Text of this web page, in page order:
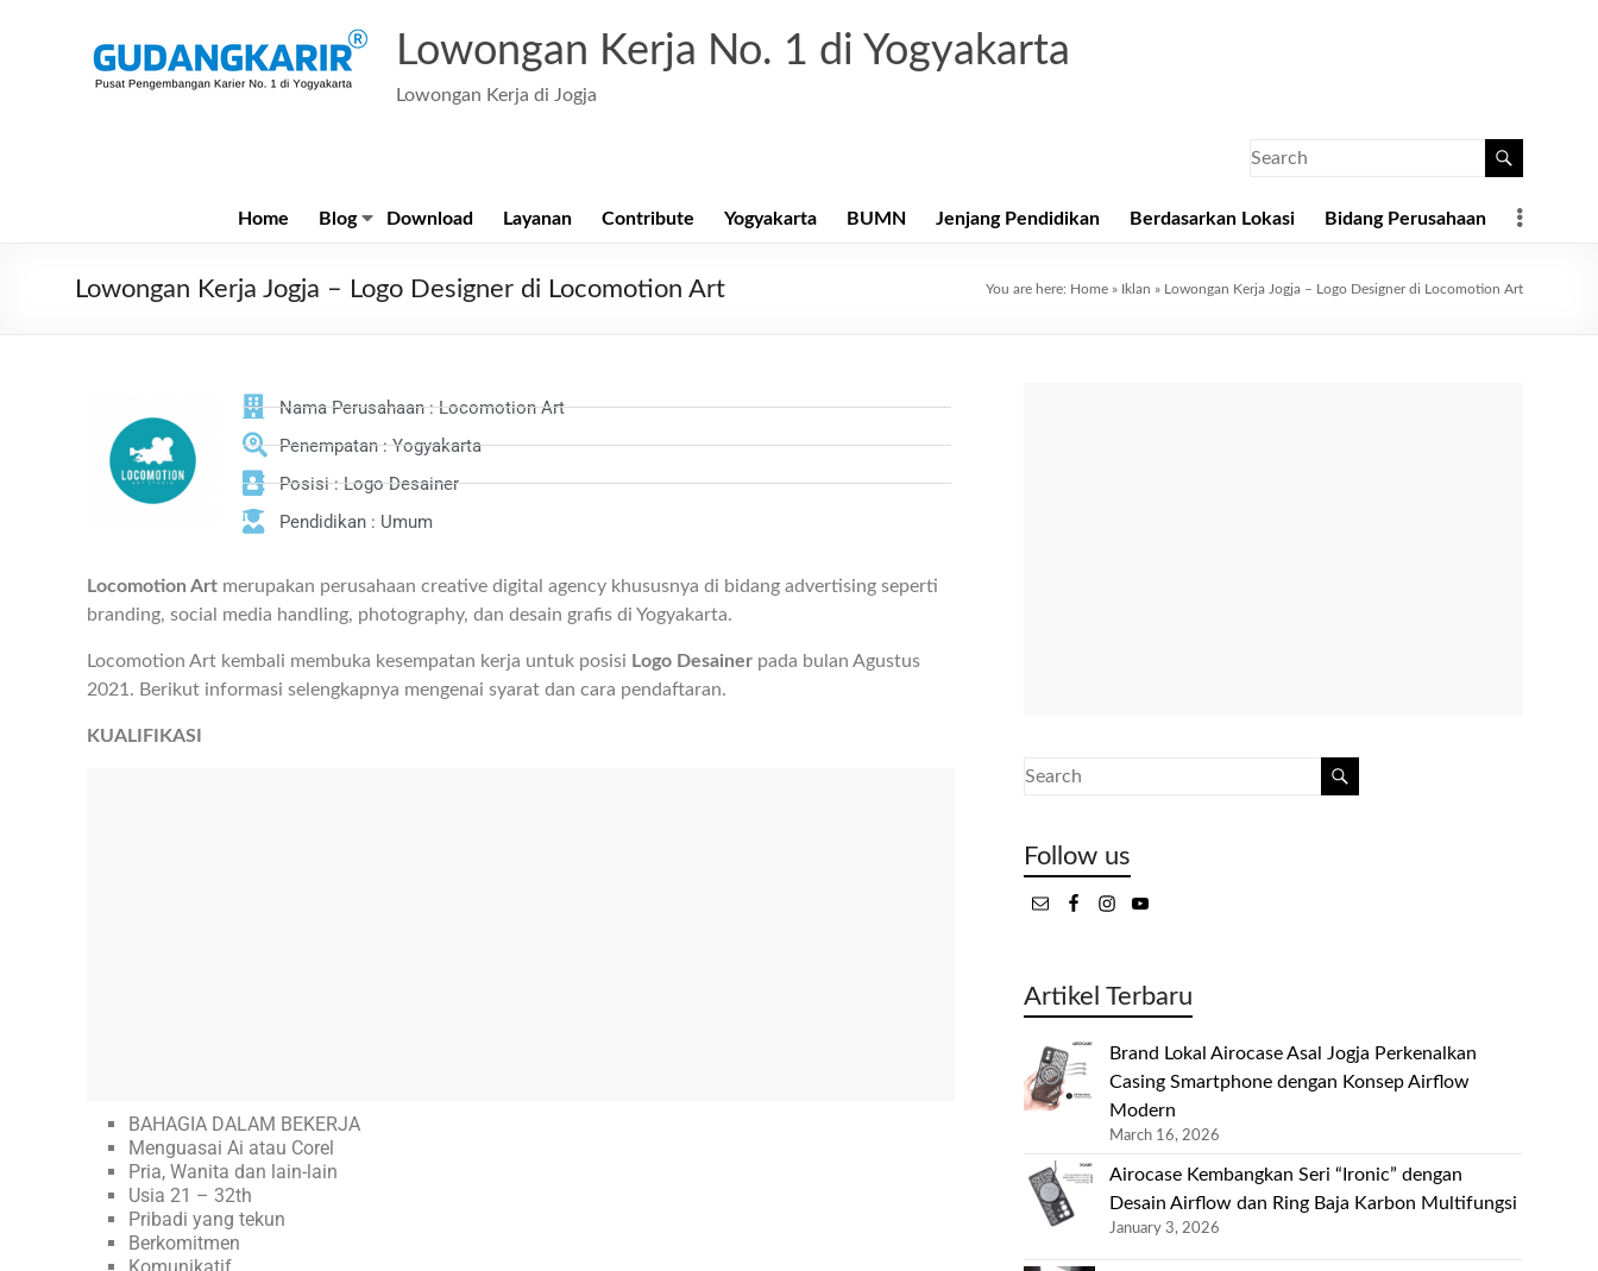
Lowongan Kerja No. 1 di Yogyakarta
Lowongan Kerja di Jogja
Home Blog Download Layanan Contribute Yogyakarta BUMN Jenjang Pendidikan Berdasarkan Lokasi Bidang Perusahaan
Lowongan Kerja Jogja – Logo Designer di Locomotion Art You are here: Home » Iklan » Lowongan Kerja Jogja – Logo Designer di Locomotion Art
Nama Perusahaan : Locomotion Art
Penempatan : Yogyakarta
Posisi : Logo Desainer
Pendidikan : Umum
Locomotion Art merupakan perusahaan creative digital agency khususnya di bidang advertising seperti
branding, social media handling, photography, dan desain grafis di Yogyakarta.
Locomotion Art kembali membuka kesempatan kerja untuk posisi Logo Desainer pada bulan Agustus
2021. Berikut informasi selengkapnya mengenai syarat dan cara pendaftaran.
KUALIFIKASI
BAHAGIA DALAM BEKERJA
Menguasai Ai atau Corel
Pria, Wanita dan lain-lain
Usia 21 – 32th
Pribadi yang tekun
Berkomitmen
Follow us
Artikel Terbaru
Brand Lokal Airocase Asal Jogja Perkenalkan
Casing Smartphone dengan Konsep Airflow
Modern
March 16, 2026
Airocase Kembangkan Seri “Ironic” dengan
Desain Airflow dan Ring Baja Karbon Multifungsi
January 3, 2026